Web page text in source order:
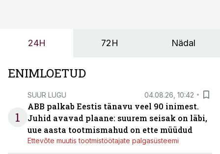
24H 72H Nädal
ENIMLOETUD
1
SUUR LUGU 04.08.26, 10:42
ABB palkab Eestis tänavu veel 90 inimest.
Juhid avavad plaane: suurem seisak on läbi,
uue aasta tootmismahud on ette müüdud
Ettevõte muutis tootmistöötajate palgasüsteemi